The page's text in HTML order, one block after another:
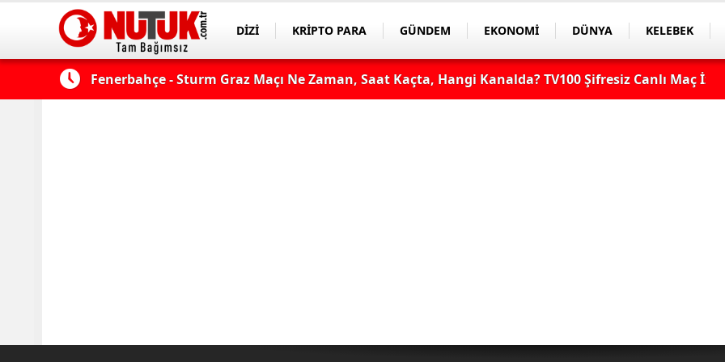
DİZİ KRİPTO PARA GÜNDEM EKONOMİ DÜNYA KELEBEK
şifresiz Fenerbahçe - Sturm Graz Maçı Ne Zaman, Saat Kaçta, Hangi Kanalda? TV100 Şifresiz Canlı Maç İzle